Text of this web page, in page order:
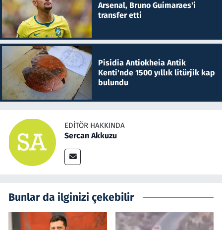
Arsenal, Bruno Guimaraes'i
transfer etti
Pisidia Antiokheia Antik
Kenti'nde 1500 yıllık litürjik kap
bulundu
EDITÖR HAKKINDA
Sercan Akkuzu
Bunlar da ilginizi çekebilir